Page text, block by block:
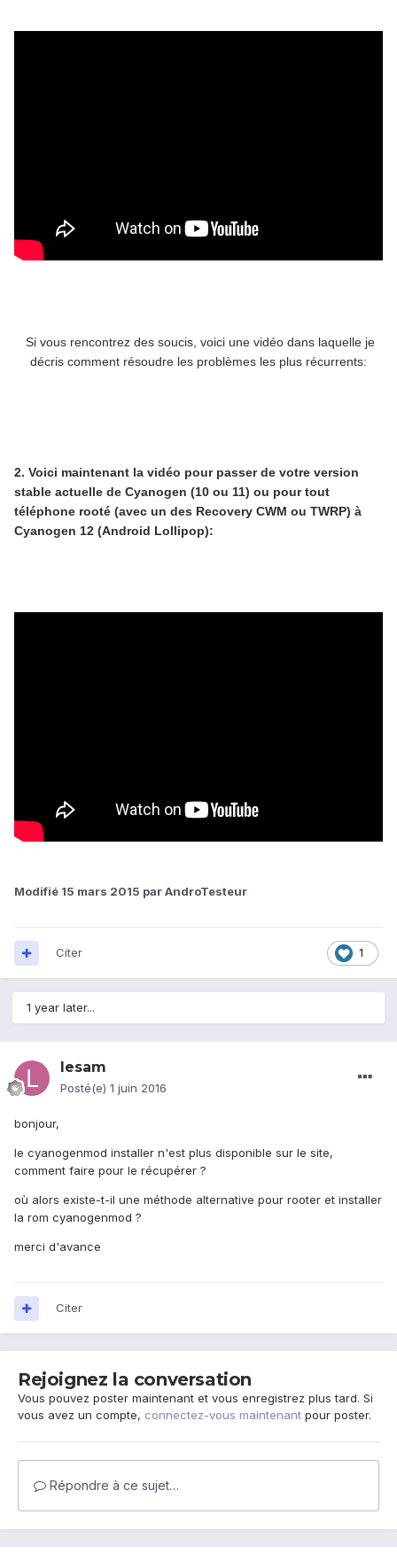
Si vous rencontrez des soucis, voici une vidéo dans laquelle je
décris comment résoudre les problèmes les plus récurrents:
2. Voici maintenant la vidéo pour passer de votre version
stable actuelle de Cyanogen (10 ou 11) ou pour tout
téléphone rooté (avec un des Recovery CWM ou TWRP) à
Cyanogen 12 (Android Lollipop):
Modifié 15 mars 2015 par AndroTesteur
1
Citer
1 year later...
lesam
Posté(e) 1 juin 2016
bonjour,
le cyanogenmod installer n'est plus disponible sur le site,
comment faire pour le récupérer ?
où alors existe-t-il une méthode alternative pour rooter et installer
la rom cyanogenmod ?
merci d'avance
Citer
Rejoignez la conversation
Vous pouvez poster maintenant et vous enregistrez plus tard. Si
vous avez un compte, connectez-vous maintenant pour poster.
Répondre à ce sujet…